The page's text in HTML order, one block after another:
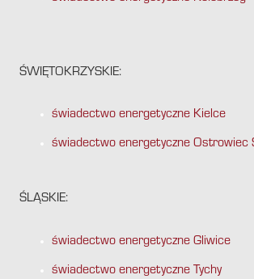
ŚWIĘTOKRZYSKIE:
świadectwo energetyczne Kielce
świadectwo energetyczne Ostrowiec
ŚLĄSKIE:
świadectwo energetyczne Gliwice
świadectwo energetyczne Tychy